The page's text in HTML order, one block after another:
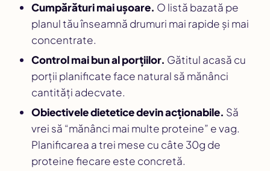
Cumpărături mai ușoare. O listă bazată pe
planul tău înseamnă drumuri mai rapide și mai
concentrate.
Control mai bun al porțiilor. Gătitul acasă cu
porții planificate face natural să mănânci
cantități adecvate.
Obiectivele dietetice devin acționabile. Să
vrei să “mănânci mai multe proteine” e vag.
Planificarea a trei mese cu câte 30g de
proteine fiecare este concretă.